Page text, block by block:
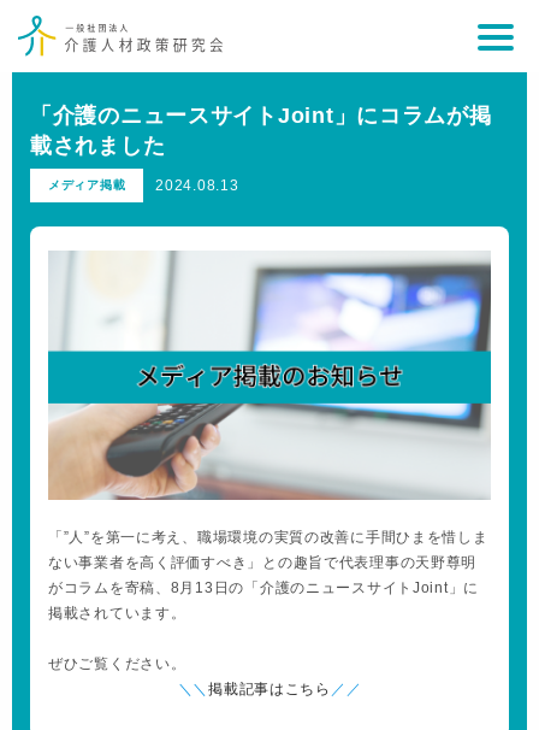
「介護のニュースサイトJoint」にコラムが掲
載されました
メディア掲載 2024.08.13
「”人”を第一に考え、職場環境の実質の改善に手間ひまを惜しま
ない事業者を高く評価すべき」との趣旨で代表理事の天野尊明
がコラムを寄稿、8月13日の「介護のニュースサイトJoint」に
掲載されています。
ぜひご覧ください。
＼＼掲載記事はこちら ／／